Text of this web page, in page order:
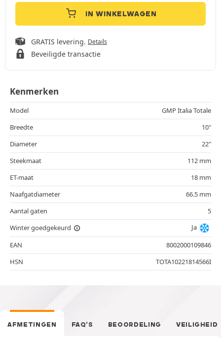
IN WINKELWAGEN
GRATIS levering. Details
Beveiligde transactie
Kenmerken
Model
GMP Italia Totale
Breedte
10"
Diameter
22"
Steekmaat
112 mm
ET-maat
18 mm
Naafgatdiameter
66.5 mm
Aantal gaten
5
Winter goedgekeurd
Ja
EAN
8002000109846
HSN
TOTA10221814566I
AFMETINGEN FAQ’S BEOORDELING VEILIGHEID